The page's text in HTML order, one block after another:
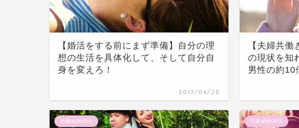
【婚活をする前にまず準備】自分の理
想の生活を具体化して、そして自分自
身を変えろ！
2017/04/23
【夫婦共
の現状を知
男性の約10
恋愛/結婚/婚活 恋愛/結婚/婚活